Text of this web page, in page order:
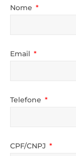
Nome
Email
Telefone
CPF/CNPJ